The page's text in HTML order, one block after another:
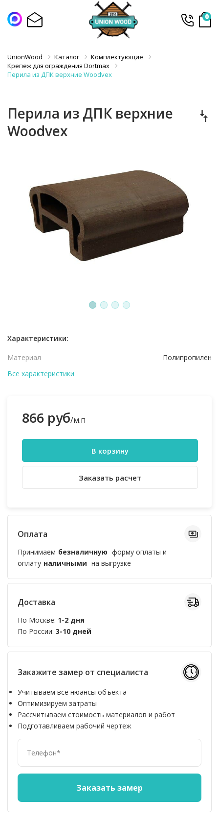
0
UnionWood Каталог
Комплектующие
Крепеж для ограждения Dortmax
Перила из ДПК верхние Woodvex
Перила из ДПК верхние
Woodvex
1 2 3 4
Характеристики:
Материал
Полипропилен
Все характеристики
866 руб/м.п
В корзину
Заказать расчет
Оплата
Принимаем безналичную форму оплаты и
оплату наличными на выгрузке
Доставка
По Москве: 1-2 дня
По России: 3-10 дней
Закажите замер от специалиста
Учитываем все нюансы объекта
Оптимизируем затраты
Рассчитываем стоимость материалов и работ
Подготавливаем рабочий чертеж